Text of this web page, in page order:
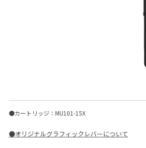
●カートリッジ：MU101-15X
●オリジナルグラフィックレバーについて